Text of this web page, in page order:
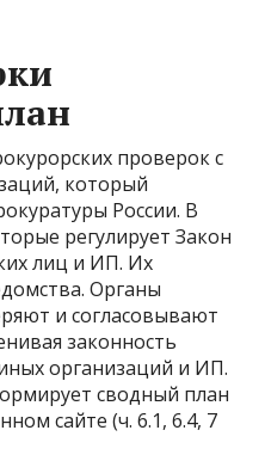
проверок с
который
России. В
регулирует Закон
лиц и ИП. Их
Органы
и согласовывают
законность
организаций и ИП.
сводный план
сайте (ч. 6.1, 6.4, 7